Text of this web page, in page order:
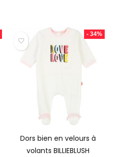
- 34%
Dors bien en velours à
volants BILLIEBLUSH